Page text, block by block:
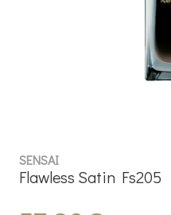
SENSAI
Flawless Satin Fs205